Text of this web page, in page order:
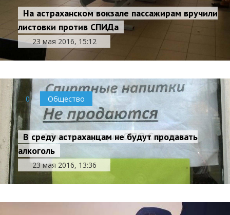
На астраханском вокзале пассажирам вручили
листовки против СПИДа
23 мая 2016, 15:12
0 Общество
В среду астраханцам не будут продавать
алкоголь
23 мая 2016, 13:36